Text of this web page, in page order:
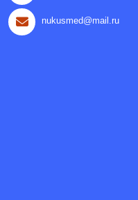
nukusmed@mail.ru